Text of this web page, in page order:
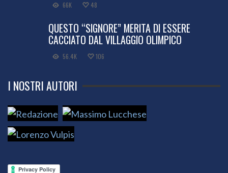
66K 48
QUESTO “SIGNORE” MERITA DI ESSERE
CACCIATO DAL VILLAGGIO OLIMPICO
56.4K 106
I NOSTRI AUTORI